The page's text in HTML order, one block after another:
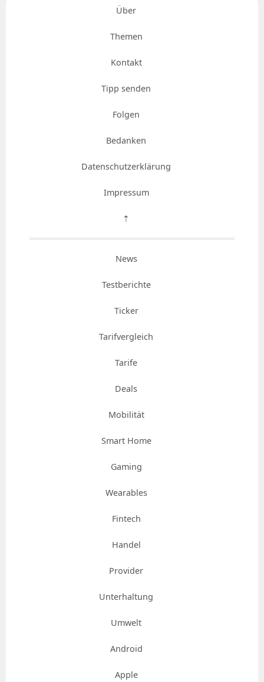
Über
Themen
Kontakt
Tipp senden
Folgen
Bedanken
Datenschutzerklärung
Impressum
⇡
News
Testberichte
Ticker
Tarifvergleich
Tarife
Deals
Mobilität
Smart Home
Gaming
Wearables
Fintech
Handel
Provider
Unterhaltung
Umwelt
Android
Apple